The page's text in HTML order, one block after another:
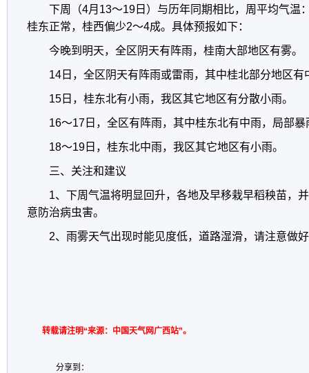
下周（4月 13～19 日）与历年同期相比，周平均气温
桂东正常，桂西偏少2～4成。具体预报如下：
今晚到明天，全区阴天有阵雨，桂南大部地区有雾。
14 日，全区阴天有阵雨或雷雨，其中桂北部分地区
15 日，桂东北有小雨，我区其它地区有分散小雨。
16～17 日，全区有阵雨，其中桂东北有中雨，局部暴
18～19 日，桂东北中雨，我区其它地区有小雨。
三、关注和建议
1、下周气温将明显回升，各地及早移栽早稻秧苗，
意防治病虫害。
2、雨雾天气出现时能见度低，道路湿滑，请注意做
转载请注明“来源：中国天气网广西站”。
分享到：